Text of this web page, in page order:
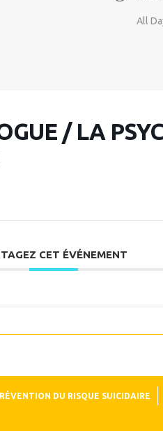
All
/ LA
CET ÉVÉNEMENT
DU RISQUE SUICIDAIRE